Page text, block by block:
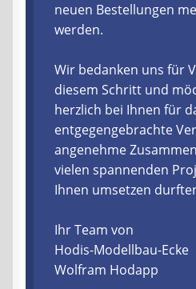
Gutschein
Batterien- und Akku
Elektro- und
Öle- und Schmierstoff
Vereine & Foren
Kontakt
neuen Bestellungen
werden.
Wir bedanken uns für
diesem Schritt und
herzlich bei Ihnen für
entgegengebrachte
angenehme
vielen spannenden
Ihnen umsetzen
Ihr Team von
Hodis-Modellbau-Ecke
Wolfram Hodapp